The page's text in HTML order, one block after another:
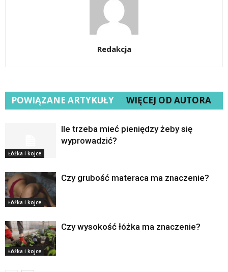
Redakcja
POWIĄZANE ARTYKUŁY WIĘCEJ OD AUTORA
Łóżka i kojce
Ile trzeba mieć pieniędzy żeby się
wyprowadzić?
Łóżka i kojce
Czy grubość materaca ma znaczenie?
Łóżka i kojce
Czy wysokość łóżka ma znaczenie?